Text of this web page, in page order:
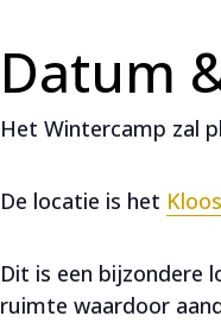
Datum
Het Wintercamp zal
De locatie is het
Dit is een bijzondere
ruimte waardoor